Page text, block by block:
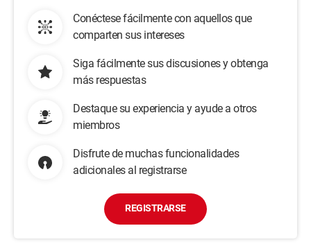
Conéctese fácilmente con aquellos que
comparten sus intereses
Siga fácilmente sus discusiones y obtenga
más respuestas
Destaque su experiencia y ayude a otros
miembros
Disfrute de muchas funcionalidades
adicionales al registrarse
REGISTRARSE